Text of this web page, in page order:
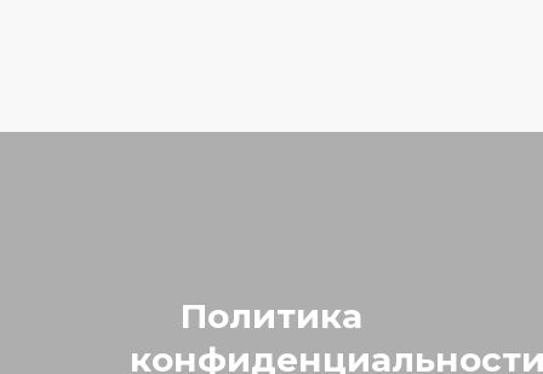
E-mail:info@podolog-istra.ru
Политика